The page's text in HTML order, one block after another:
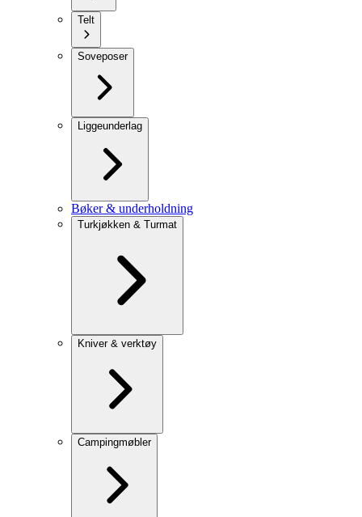
Telt
Soveposer
Liggeunderlag
Bøker & underholdning
Turkjøkken & Turmat
Kniver & verktøy
Campingmøbler